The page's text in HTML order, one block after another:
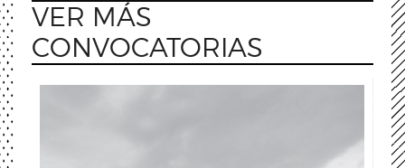
VER MÁS
CONVOCATORIAS